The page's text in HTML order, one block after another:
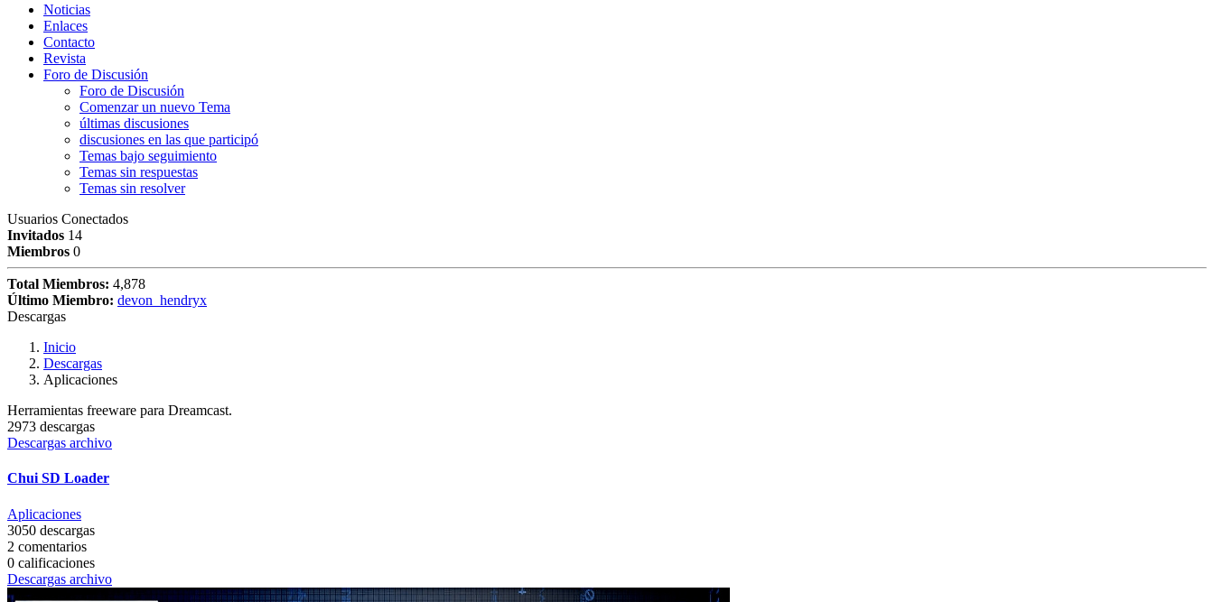
Noticias
Enlaces
Contacto
Revista
Foro de Discusión
Foro de Discusión
Comenzar un nuevo Tema
últimas discusiones
discusiones en las que participó
Temas bajo seguimiento
Temas sin respuestas
Temas sin resolver
Usuarios Conectados
Invitados 14
Miembros 0
Total Miembros: 4,878
Último Miembro: devon_hendryx
Descargas
Inicio
Descargas
Aplicaciones
Herramientas freeware para Dreamcast.
2973 descargas
Descargas archivo
Chui SD Loader
Aplicaciones
3050 descargas
2 comentarios
0 calificaciones
Descargas archivo